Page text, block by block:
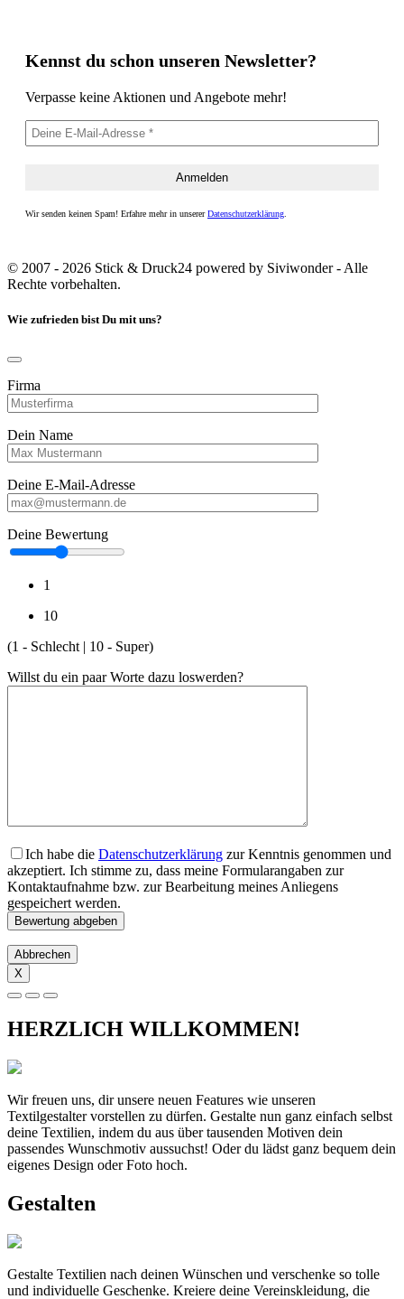
Kennst du schon unseren Newsletter?
Verpasse keine Aktionen und Angebote mehr!
Wir senden keinen Spam! Erfahre mehr in unsererDatenschutzerklärung
© 2007 - 2026 Stick & Druck24 powered by Siviwonder - Alle
Rechte vorbehalten.
Wie zufrieden bist Du mit uns?
Firma
Dein Name
Deine E-Mail-Adresse
Deine Bewertung
1
10
(1 - Schlecht | 10 - Super)
Willst du ein paar Worte dazu loswerden?
Ich habe die Datenschutzerklärung zur Kenntnis genommen und
akzeptiert. Ich stimme zu, dass meine Formularangaben zur
Kontaktaufnahme bzw. zur Bearbeitung meines Anliegens
gespeichert werden.
Abbrechen
X
HERZLICH WILLKOMMEN!
Wir freuen uns, dir unsere neuen Features wie unseren
Textilgestalter vorstellen zu dürfen. Gestalte nun ganz einfach selbst
deine Textilien, indem du aus über tausenden Motiven dein
passendes Wunschmotiv aussuchst! Oder du lädst ganz bequem dein
eigenes Design oder Foto hoch.
Gestalten
Gestalte Textilien nach deinen Wünschen und verschenke so tolle
und individuelle Geschenke. Kreiere deine Vereinskleidung, die